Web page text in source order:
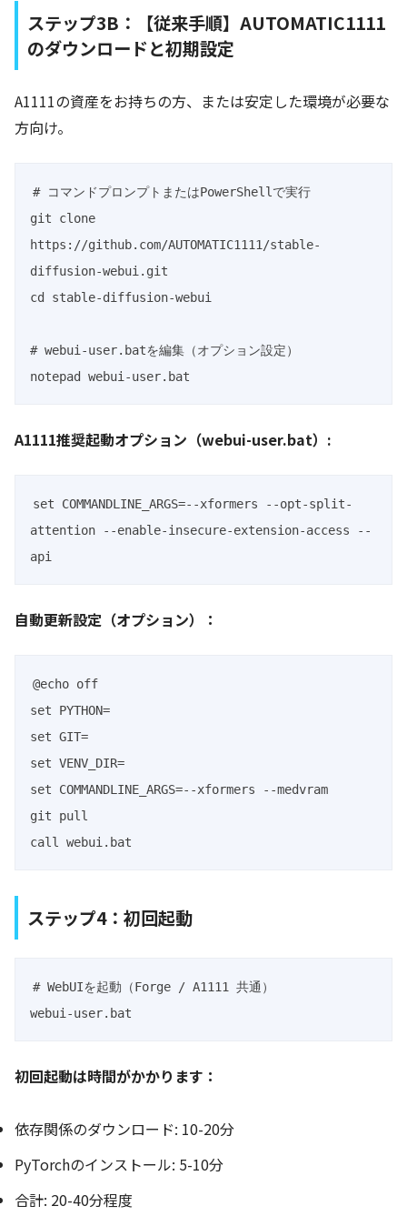
ステップ3B：【従来手順】AUTOMATIC1111
のダウンロードと初期設定
A1111の資産をお持ちの方、または安定した環境が必要な
方向け。
# コマンドプロンプトまたはPowerShellで実行
git clone
https://github.com/AUTOMATIC1111/stable-
diffusion-webui.git
cd stable-diffusion-webui
# webui-user.batを編集（オプション設定）
notepad webui-user.bat
A1111推奨起動オプション（webui-user.bat）:
set COMMANDLINE_ARGS=--xformers --opt-split-
attention --enable-insecure-extension-access --
api
自動更新設定（オプション）：
@echo off
set PYTHON=
set GIT=
set VENV_DIR=
set COMMANDLINE_ARGS=--xformers --medvram
git pull
call webui.bat
ステップ4：初回起動
# WebUIを起動（Forge / A1111 共通）
webui-user.bat
初回起動は時間がかかります：
依存関係のダウンロード: 10-20分
PyTorchのインストール: 5-10分
合計: 20-40分程度